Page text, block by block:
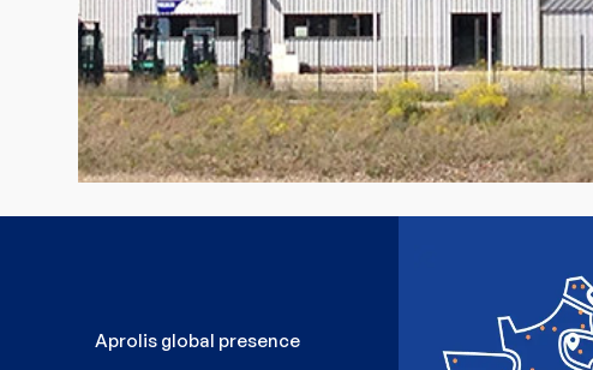
Aprolis global presence